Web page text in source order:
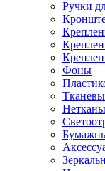
Ручки
Фоны